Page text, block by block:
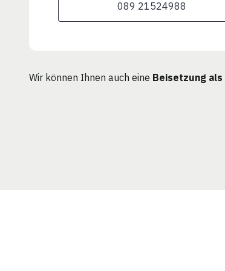
089 21524988
Wir können Ihnen auch eine Beisetzung als